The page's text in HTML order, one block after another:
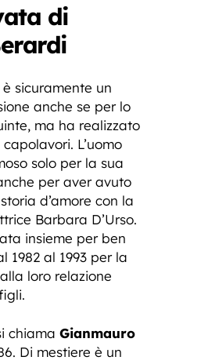
di
sicuramente un
anche se per lo
ma ha realizzato
L’uomo
solo per la sua
per aver avuto
d’amore con la
Barbara D’Urso.
insieme per ben
1982 al 1993 per la
loro relazione
chiama Gianmauro
Di mestiere è un